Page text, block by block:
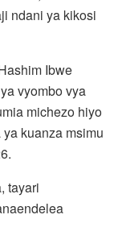
ndani ya kikosi
Ibwe
vyombo vya
michezo hiyo
kuanza msimu
tayari